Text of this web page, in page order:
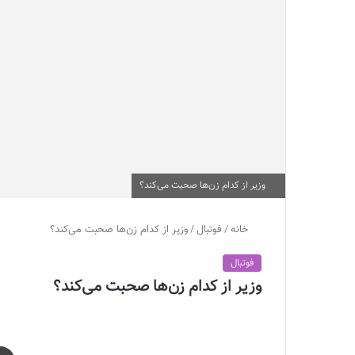
وزیر از کدام زن‌ها صحبت می‌کند؟
خانه/ فوتبال/وزیر از کدام زن‌ها صحبت می‌کند؟
فوتبال
وزیر از کدام زن‌ها صحبت می‌کند؟